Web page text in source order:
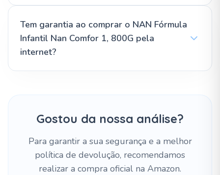
Tem garantia ao comprar o NAN Fórmula
Infantil Nan Comfor 1, 800G pela
internet?
Gostou da nossa análise?
Para garantir a sua segurança e a melhor
política de devolução, recomendamos
realizar a compra oficial na Amazon.